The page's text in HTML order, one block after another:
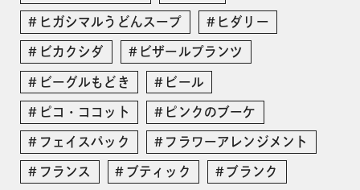
ヒガシマルうどんスープ ヒダリー
ビカクシダ ビザールプランツ
ビーグルもどき ビール
ピコ・ココット ピンクのブーケ
フェイスパック フラワーアレンジメント
フランス ブティック ブランク